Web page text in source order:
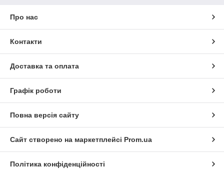
Про нас
Контакти
Доставка та оплата
Графік роботи
Повна версія сайту
Сайт створено на маркетплейсі Prom.ua
Політика конфіденційності